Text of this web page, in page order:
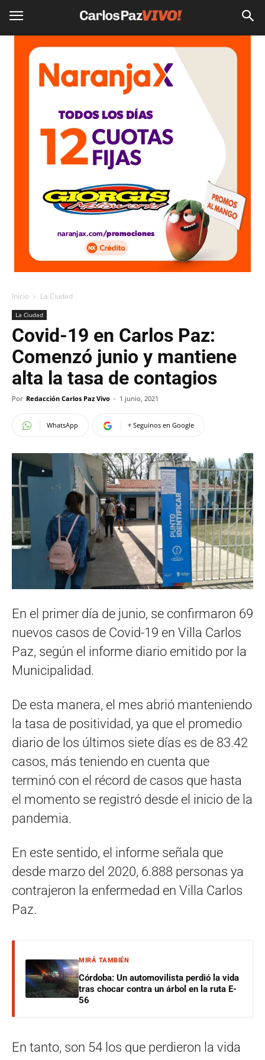
Inicio La Ciudad
La Ciudad
Covid-19 en Carlos Paz:
Comenzó junio y mantiene
alta la tasa de contagios
Por Redacción Carlos Paz Vivo - 1 junio, 2021
WhatsApp + Seguinos en Google
En el primer día de junio, se confirmaron 69
nuevos casos de Covid-19 en Villa Carlos
Paz, según el informe diario emitido por la
Municipalidad.
De esta manera, el mes abrió manteniendo
la tasa de positividad, ya que el promedio
diario de los últimos siete días es de 83.42
casos, más teniendo en cuenta que
terminó con el récord de casos que hasta
el momento se registró desde el inicio de la
pandemia.
En este sentido, el informe señala que
desde marzo del 2020, 6.888 personas ya
contrajeron la enfermedad en Villa Carlos
Paz.
MIRÁ TAMBIÉN
Córdoba: Un automovilista perdió la vida
tras chocar contra un árbol en la ruta E-
56
En tanto, son 54 los que perdieron la vida